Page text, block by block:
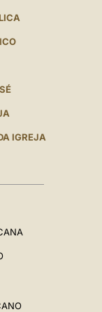
IGREJA